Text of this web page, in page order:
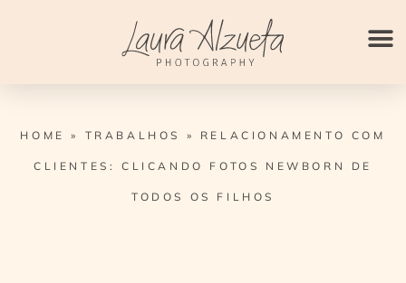
HOME » TRABALHOS » RELACIONAMENTO COM
CLIENTES: CLICANDO FOTOS NEWBORN DE
TODOS OS FILHOS